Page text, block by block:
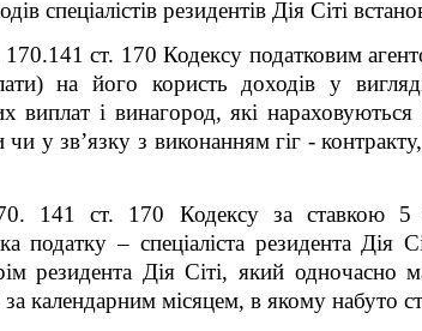
спеціалістів резидентів Дія Сіті
170.141 ст. 170 Кодексу податковим
на його користь доходів у
виплат і винагород, які
чи у зв’язку з виконанням гіг -
141
ст. 170 Кодексу за ставкою 5
податку – спеціаліста резидента
резидента Дія Сіті, який одночасно
календарним місяцем, в якому набуто